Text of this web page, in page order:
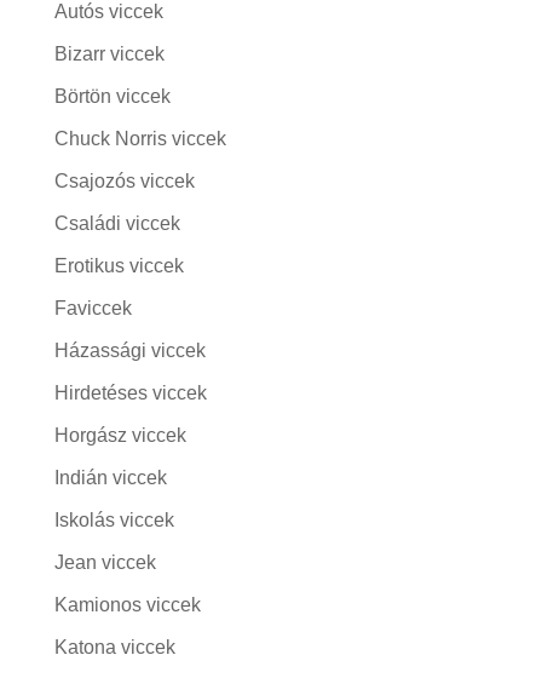
Autós viccek
Bizarr viccek
Börtön viccek
Chuck Norris viccek
Csajozós viccek
Családi viccek
Erotikus viccek
Faviccek
Házassági viccek
Hirdetéses viccek
Horgász viccek
Indián viccek
Iskolás viccek
Jean viccek
Kamionos viccek
Katona viccek